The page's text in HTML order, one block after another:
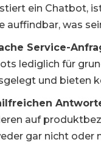
ein Chatbot,
auffindbar, was
Service-
lediglich für
und bieten
auf
gar nicht oder